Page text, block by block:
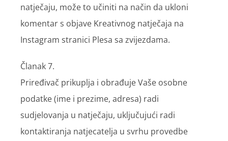
natječaju, može to učiniti na način da ukloni
komentar s objave Kreativnog natječaja na
Instagram stranici Plesa sa zvijezdama.
Članak 7.
Priređivač prikuplja i obrađuje Vaše osobne
podatke (ime i prezime, adresa) radi
sudjelovanja u natječaju, uključujući radi
kontaktiranja natjecatelja u svrhu provedbe